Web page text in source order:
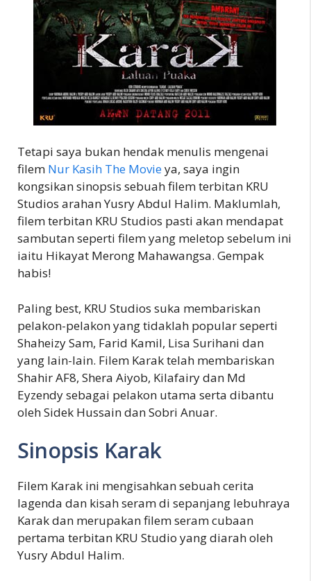
Tetapi saya bukan hendak menulis mengenai
filem Nur Kasih The Movieya, saya ingin
kongsikan sinopsis sebuah filem terbitan KRU
Studios arahan Yusry Abdul Halim. Maklumlah,
filem terbitan KRU Studios pasti akan mendapat
sambutan seperti filem yang meletop sebelum ini
iaitu Hikayat Merong Mahawangsa. Gempak
habis!
Paling best, KRU Studios suka membariskan
pelakon-pelakon yang tidaklah popular seperti
Shaheizy Sam, Farid Kamil, Lisa Surihani dan
yang lain-lain. Filem Karak telah membariskan
Shahir AF8, Shera Aiyob, Kilafairy dan Md
Eyzendy sebagai pelakon utama serta dibantu
oleh Sidek Hussain dan Sobri Anuar.
Sinopsis Karak
Filem Karak ini mengisahkan sebuah cerita
lagenda dan kisah seram di sepanjang lebuhraya
Karak dan merupakan filem seram cubaan
pertama terbitan KRU Studio yang diarah oleh
Yusry Abdul Halim.